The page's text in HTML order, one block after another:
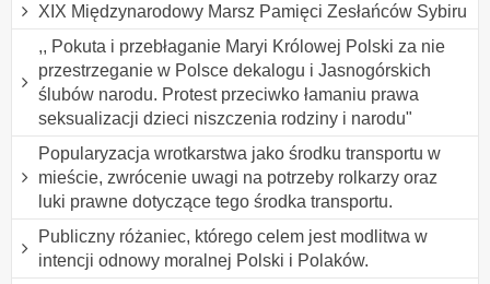
XIX Międzynarodowy Marsz Pamięci Zesłańców Sybiru
,, Pokuta i przebłaganie Maryi Królowej Polski za nie
przestrzeganie w Polsce dekalogu i Jasnogórskich
ślubów narodu. Protest przeciwko łamaniu prawa
seksualizacji dzieci niszczenia rodziny i narodu"
Popularyzacja wrotkarstwa jako środku transportu w
mieście, zwrócenie uwagi na potrzeby rolkarzy oraz
luki prawne dotyczące tego środka transportu.
Publiczny różaniec, którego celem jest modlitwa w
intencji odnowy moralnej Polski i Polaków.